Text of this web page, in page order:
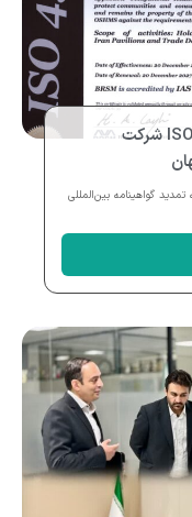
تمدید گواهینامه بین‌المللی ISO ۴۵۰۰۱ شرکت
گواهینامه بین‌المللی